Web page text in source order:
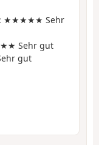
: ★★★★★ Sehr
Sehr gut
gut